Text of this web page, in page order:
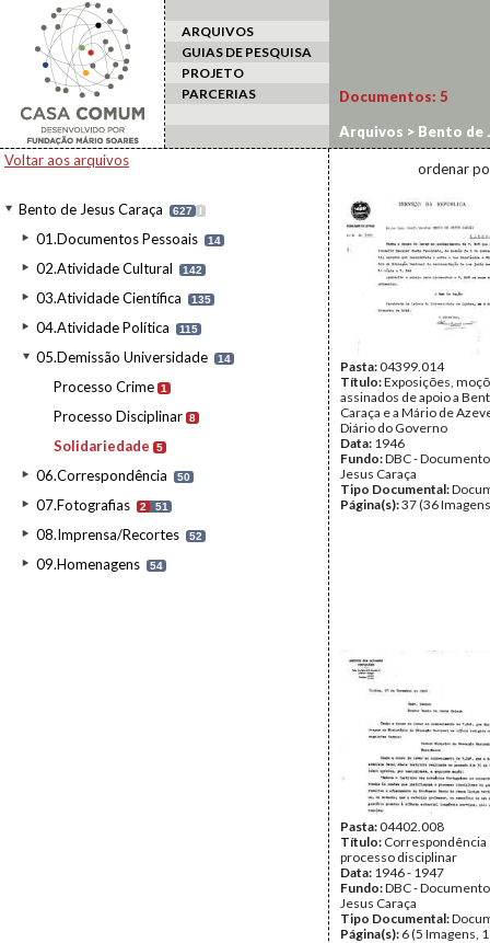
ARQUIVOS
GUIAS DE PESQUISA
PROJETO
PARCERIAS
Voltar aos arquivos
Bento de Jesus Caraça 627 I
01.Documentos Pessoais 14
02.Atividade Cultural 142
03.Atividade Científica 135
04.Atividade Política 115
05.Demissão Universidade 14
Processo Crime 1
Processo Disciplinar 8
Solidariedade 5
06.Correspondência 50
07.Fotografias 2 51
08.Imprensa/Recortes 52
09.Homenagens 54
Documentos: 5
Arquivos > Bento de
ordenar
Pasta:04399.014
Título:Exposições,
assinados de apoio a
Caraça e a Mário de
Diário do Governo
Data: 1946
Fundo:DBC -
Jesus Caraça
Tipo Documental:
Página(s):37 (36
Pasta:04402.008
Título: Correspondência
processo disciplinar
Data: 1946 - 1947
Fundo:DBC -
Jesus Caraça
Tipo Documental:
Página(s): 6 (5 Imagens,